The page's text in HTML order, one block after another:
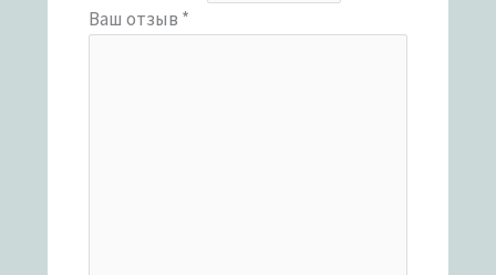
Ваш отзыв *